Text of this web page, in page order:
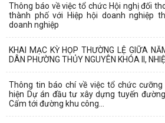
Thông báo về việc tổ chức Hội nghị đối
thành phố với Hiệp hội doanh nghiệp
doanh nghiệp
KHAI MẠC KỲ HỌP THƯỜNG LỆ GIỮA
DÂN PHƯỜNG THỦY NGUYÊN KHÓA II,
Thông tin báo chí về việc tổ chức
hiện Dự án đầu tư xây dựng tuyến
Cấm tới đường khu công...